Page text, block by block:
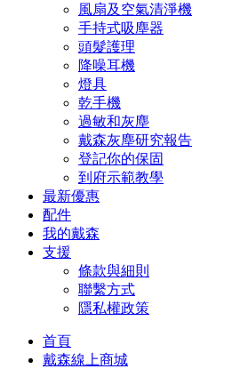
風扇及空氣清淨機
手持式吸塵器
頭髮護理
降噪耳機
燈具
乾手機
過敏和灰塵
戴森灰塵研究報告
登記你的保固
到府示範教學
最新優惠
配件
我的戴森
支援
條款與細則
聯繫方式
隱私權政策
首頁
戴森線上商城